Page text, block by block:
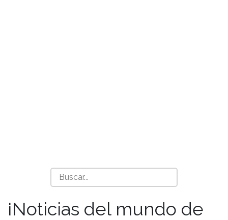
¡Noticias del mundo de